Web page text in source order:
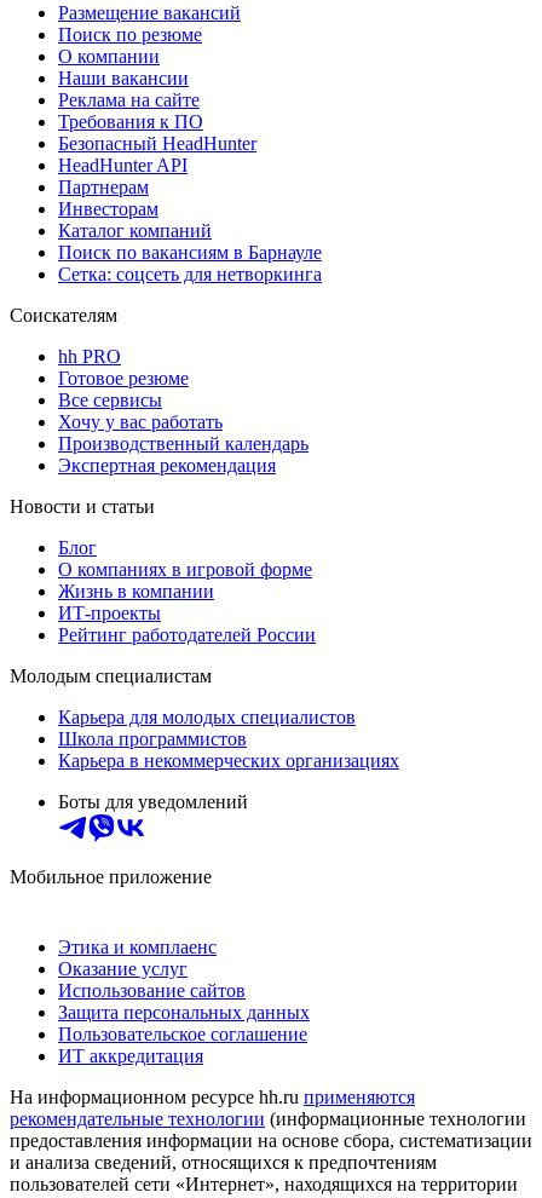
Размещение вакансий
Поиск по резюме
О компании
Наши вакансии
Реклама на сайте
Требования к ПО
Безопасный HeadHunter
HeadHunter API
Партнерам
Инвесторам
Каталог компаний
Поиск по вакансиям в Барнауле
Сетка: соцсеть для нетворкинга
Соискателям
hh PRO
Готовое резюме
Все сервисы
Хочу у вас работать
Производственный календарь
Экспертная рекомендация
Новости и статьи
Блог
О компаниях в игровой форме
Жизнь в компании
ИТ-проекты
Рейтинг работодателей России
Молодым специалистам
Карьера для молодых специалистов
Школа программистов
Карьера в некоммерческих организациях
Боты для уведомлений
Мобильное приложение
Этика и комплаенс
Оказание услуг
Использование сайтов
Защита персональных данных
Пользовательское соглашение
ИТ аккредитация
На информационном ресурсе hh.ru применяются
рекомендательные технологии (информационные технологии
предоставления информации на основе сбора, систематизации
и анализа сведений, относящихся к предпочтениям
пользователей сети «Интернет», находящихся на территории